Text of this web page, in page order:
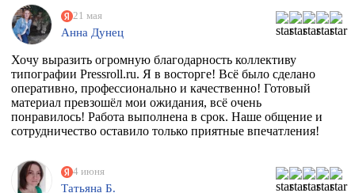
21 мая
Анна Дунец
Хочу выразить огромную благодарность коллективу
типографии Pressroll.ru. Я в восторге! Всё было сделано
оперативно, профессионально и качественно! Готовый
материал превзошёл мои ожидания, всё очень
понравилось! Работа выполнена в срок. Наше общение и
сотрудничество оставило только приятные впечатления!
4 июня
Татьяна Б.